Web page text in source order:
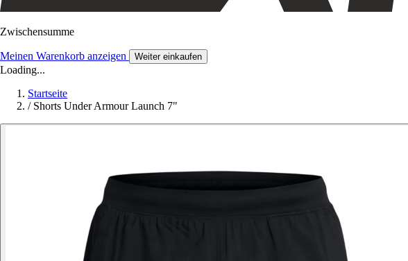
Zwischensumme
Meinen Warenkorb anzeigen Weiter einkaufen
Loading...
Startseite
/ Shorts Under Armour Launch 7"